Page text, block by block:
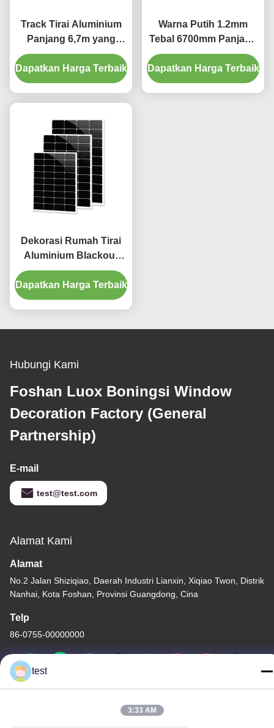
Track Tirai Aluminium
Panjang 6,7m yang
Diam Dan Halus
Dapatkan Harga Terbaik
Warna Putih 1.2mm
Tebal 6700mm Panjang
Tirai Aluminium Track
Warna Putih
Dapatkan Harga Terbaik
Dekorasi Rumah Tirai
Aluminium Blackout
Track 4m yang Mudah
Dibersihkan
Dapatkan Harga Terbaik
Hubungi Kami
Foshan Luox Boningsi Window
Decoration Factory (General
Partnership)
E-mail
test@test.com
Alamat Kami
Alamat
No.2 Jalan Shiziqiao, Daerah Industri Lianxin, Xiqiao Twon, Distrik
Nanhai, Kota Foshan, Provinsi Guangdong, Cina
Telp
86-0755-00000000
test
3:33 AM